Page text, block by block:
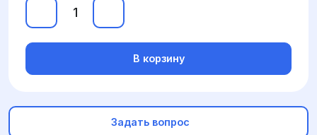
В корзину
Задать вопрос